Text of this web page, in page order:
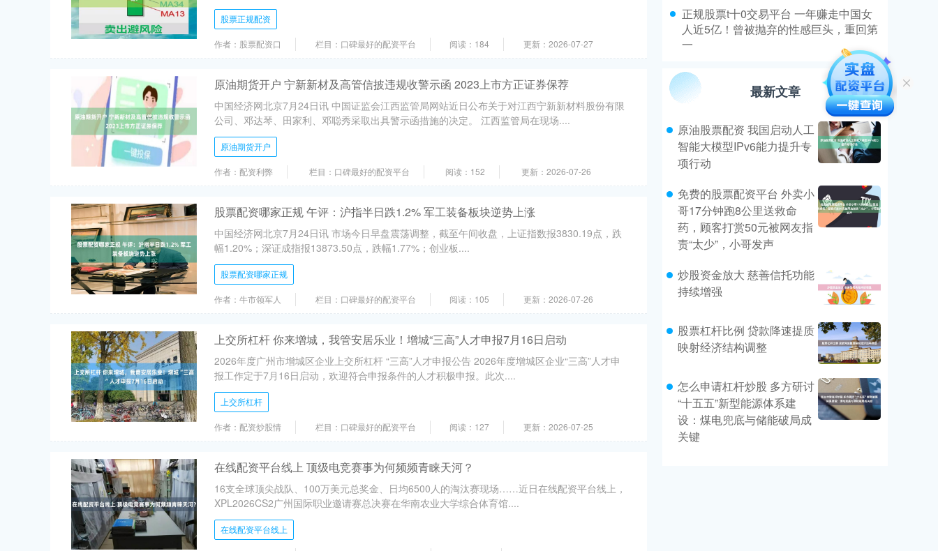
股票正规配资
作者：股票配资口 栏目：口碑最好的配资平台 阅读：184 更新：2026-07-27
原油期货开户 宁新新材及高管信披违规收警示函 2023上市方正证券保荐
中国经济网北京7月24日讯 中国证监会江西监管局网站近日公布关于对江西宁新新材料股份有限
公司、邓达琴、田家利、邓聪秀采取出具警示函措施的决定。 江西监管局在现场....
原油期货开户
作者：配资利弊 栏目：口碑最好的配资平台 阅读：152 更新：2026-07-26
股票配资哪家正规 午评：沪指半日跌1.2% 军工装备板块逆势上涨
中国经济网北京7月24日讯 市场今日早盘震荡调整，截至午间收盘，上证指数报3830.19点，跌
幅1.20%；深证成指报13873.50点，跌幅1.77%；创业板....
股票配资哪家正规
作者：牛市领军人 栏目：口碑最好的配资平台 阅读：105 更新：2026-07-26
上交所杠杆 你来增城，我管安居乐业！增城“三高”人才申报7月16日启动
2026年度广州市增城区企业上交所杠杆 “三高”人才申报公告 2026年度增城区企业“三高”人才申
报工作定于7月16日启动，欢迎符合申报条件的人才积极申报。此次....
上交所杠杆
作者：配资炒股情 栏目：口碑最好的配资平台 阅读：127 更新：2026-07-25
在线配资平台线上 顶级电竞赛事为何频频青睐天河？
16支全球顶尖战队、100万美元总奖金、日均6500人的淘汰赛现场……近日在线配资平台线上，
XPL2026CS2广州国际职业邀请赛总决赛在华南农业大学综合体育馆....
在线配资平台线上
​正规股票t十0交易平台 一年赚走中国女
人近5亿！曾被抛弃的性感巨头，重回第
一
最新文章
原油股票配资 我国启动人工
智能大模型IPv6能力提升专
项行动
免费的股票配资平台 外卖小
哥17分钟跑8公里送救命
药，顾客打赏50元被网友指
责“太少”，小哥发声
炒股资金放大 慈善信托功能
持续增强
股票杠杆比例 贷款降速提质
映射经济结构调整
怎么申请杠杆炒股 多方研讨
“十五五”新型能源体系建
设：煤电兜底与储能破局成
关键